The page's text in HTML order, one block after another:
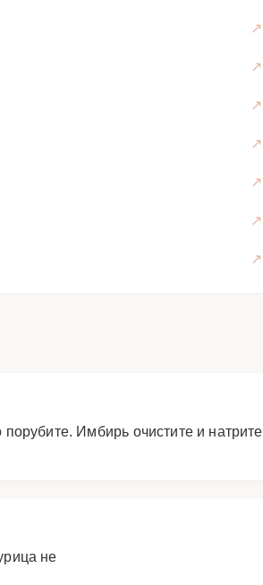
Имбирь очистите и натрите
не